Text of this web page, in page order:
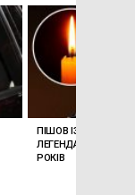
ПІШОВ ІЗ ЖИТТЯ
ЛЕГЕНДАРНОМУ
РОКІВ